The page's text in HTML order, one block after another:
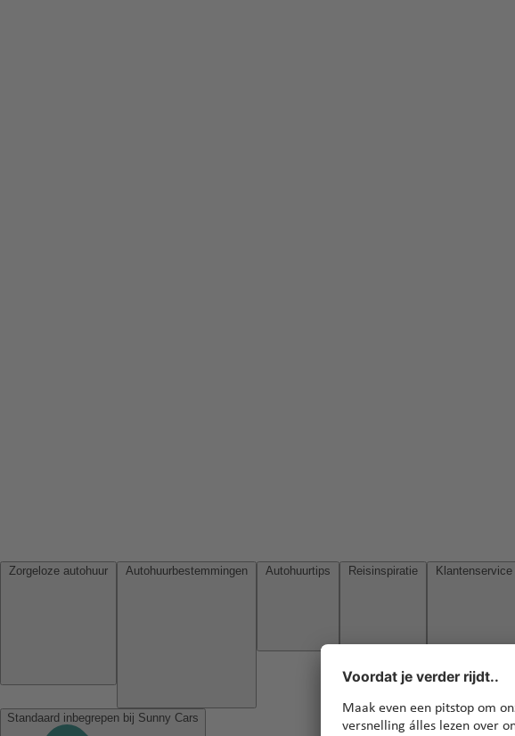
Standaard inbegrepen bij Sunny Cars